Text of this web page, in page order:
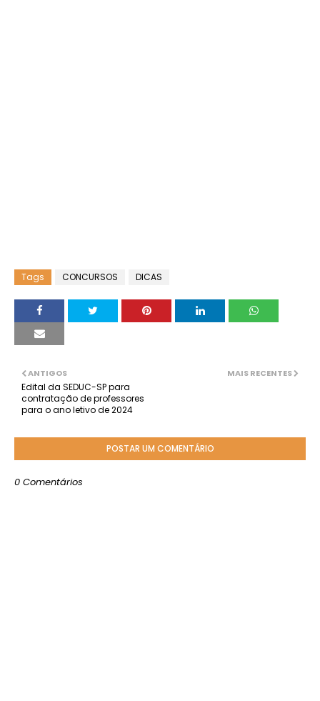
Tags CONCURSOS DICAS
MAIS RECENTES
ANTIGOS
Edital da SEDUC-SP para
contratação de professores
para o ano letivo de 2024
POSTAR UM COMENTÁRIO
0 Comentários